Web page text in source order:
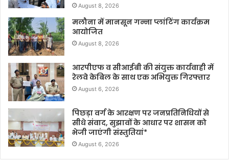
August 8, 2026
मलौना में मानसून गन्ना प्लांटिंग कार्यक्रम
आयोजित
August 8, 2026
आरपीएफ व सीआईबी की संयुक्त कार्यवाही में
रेलवे केबिल के साथ एक अभियुक्त गिरफ्तार
August 6, 2026
पिछड़ा वर्ग के आरक्षण पर जनप्रतिनिधियों से
सीधे संवाद, सुझावों के आधार पर शासन को
भेजी जाएंगी संस्तुतियां*
August 6, 2026